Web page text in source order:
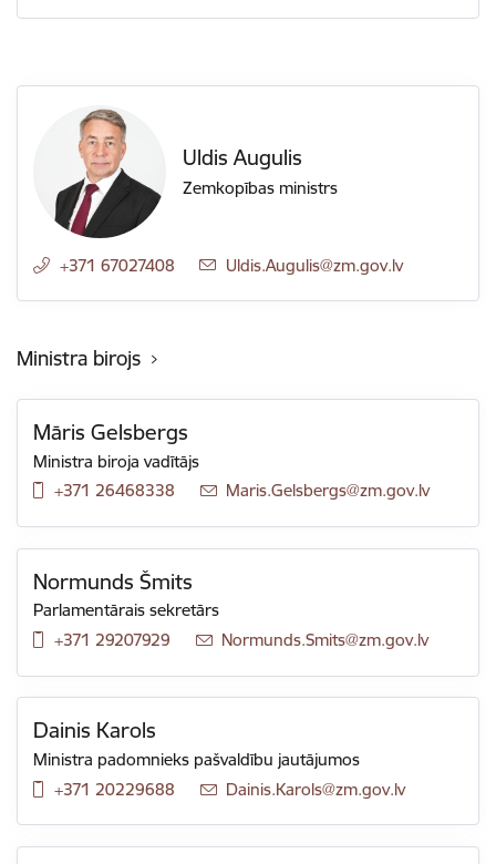
Uldis Augulis
Zemkopības ministrs
+371 67027408 E-pasts:
Uldis.Augulis@zm.gov.lv
Ministra birojs
Māris Gelsbergs
Ministra biroja vadītājs
+371 26468338
E-pasts:
Maris.Gelsbergs@zm.gov.lv
Normunds Šmits
Parlamentārais sekretārs
+371 29207929
E-pasts:
Normunds.Smits@zm.gov.lv
Dainis Karols
Ministra padomnieks pašvaldību jautājumos
+371 20229688
E-pasts:
Dainis.Karols@zm.gov.lv